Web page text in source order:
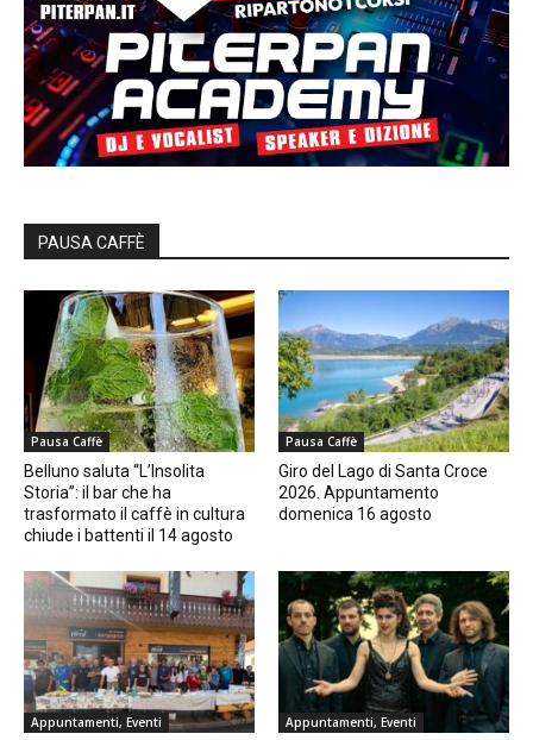
PAUSA CAFFÈ
Pausa Caffè
Belluno saluta “L’Insolita
Storia”: il bar che ha
trasformato il caffè in cultura
chiude i battenti il 14 agosto
Pausa Caffè
Giro del Lago di Santa Croce
2026. Appuntamento
domenica 16 agosto
Appuntamenti, Eventi Appuntamenti, Eventi